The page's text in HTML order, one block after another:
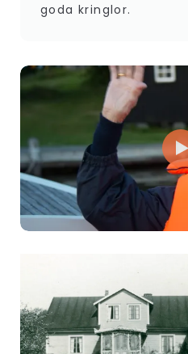
goda kringlor.